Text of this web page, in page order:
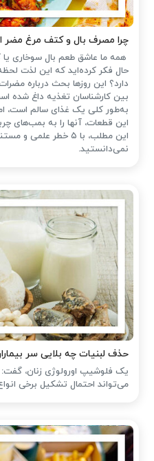
چرا مصرف بال و کتف مرغ
همه ما عاشق طعم بال سوخاری یا
حال فکر کرده‌اید که این لذت
دارد؟ این روزها بحث درباره
بین کارشناسان تغذیه داغ شده
به‌طور کلی یک غذای سالم است،
این قطعات، آنها را به بمب‌های
این مطلب، با ۵ خطر
نمی‌دانستید.
حذف لبنیات چه بلایی سر
یک فلوشیپ اورولوژی زنان،
می‌تواند احتمال تشکیل برخی